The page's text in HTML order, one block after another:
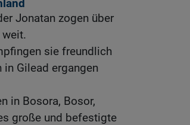
Jonatan zogen über
sie freundlich
in Gilead ergangen
in Bosora, Bosor,
große und befestigte